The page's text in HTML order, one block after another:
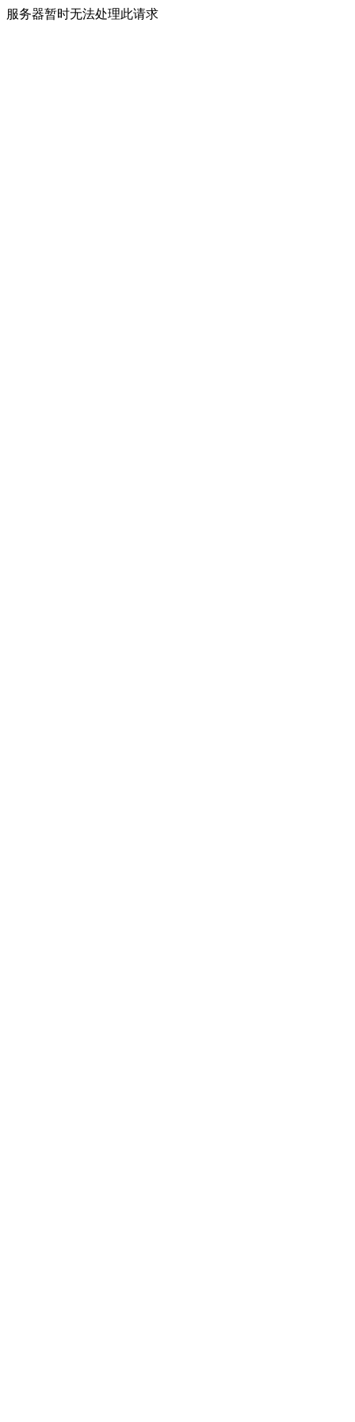
服务器暂时无法处理此请求